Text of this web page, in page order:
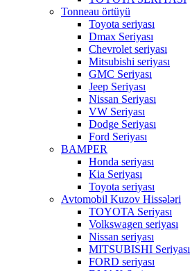
Tonneau örtüyü
Toyota seriyası
Dmax Seriyası
Chevrolet seriyası
Mitsubishi seriyası
GMC Seriyası
Jeep Seriyası
Nissan Seriyası
VW Seriyası
Dodge Seriyası
Ford Seriyası
BAMPER
Honda seriyası
Kia Seriyası
Toyota seriyası
Avtomobil Kuzov Hissələri
TOYOTA Seriyası
Volkswagen seriyası
Nissan seriyası
MITSUBISHI Seriyası
FORD seriyası